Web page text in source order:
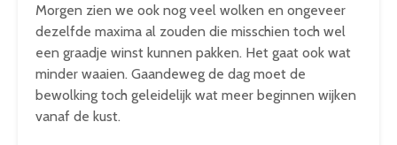
Morgen zien we ook nog veel wolken en ongeveer
dezelfde maxima al zouden die misschien toch wel
een graadje winst kunnen pakken. Het gaat ook wat
minder waaien. Gaandeweg de dag moet de
bewolking toch geleidelijk wat meer beginnen wijken
vanaf de kust.